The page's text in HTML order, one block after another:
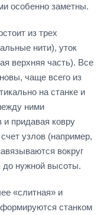
особенно заметны.
из трех
нити), уток
верхняя часть). Все
чаще всего из
на станке и
ними
и придавая ковру
узлов (например,
вокруг
до нужной высоты.
«слитная» и
станком